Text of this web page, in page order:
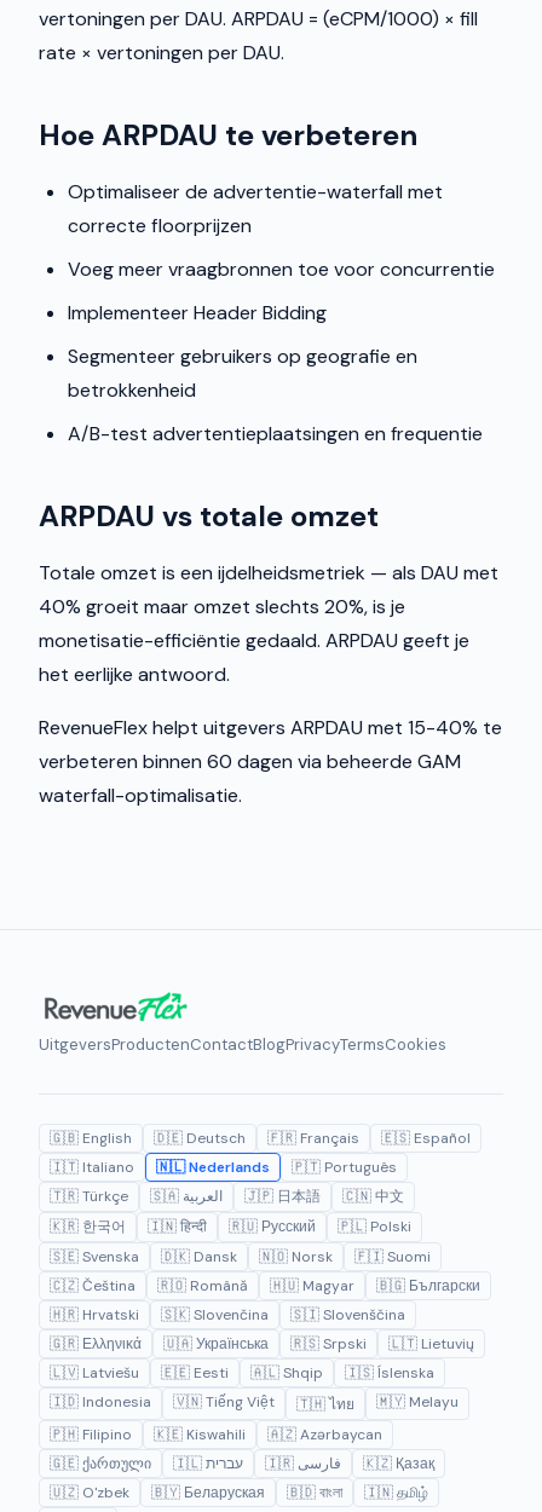
vertoningen per DAU. ARPDAU = (eCPM/1000) × fill
rate × vertoningen per DAU.
Hoe ARPDAU te verbeteren
Optimaliseer de advertentie-waterfall met
correcte floorprijzen
Voeg meer vraagbronnen toe voor concurrentie
Implementeer Header Bidding
Segmenteer gebruikers op geografie en
betrokkenheid
A/B-test advertentieplaatsingen en frequentie
ARPDAU vs totale omzet
Totale omzet is een ijdelheidsmetriek — als DAU met
40% groeit maar omzet slechts 20%, is je
monetisatie-efficiëntie gedaald. ARPDAU geeft je
het eerlijke antwoord.
RevenueFlex helpt uitgevers ARPDAU met 15-40% te
verbeteren binnen 60 dagen via beheerde GAM
waterfall-optimalisatie.
UitgeversProductenContactBlogPrivacyTermsCookies
🇬🇧 English 🇩🇪 Deutsch 🇫🇷 Français
🇪🇸 Español
🇮🇹 Italiano
🇳🇱 Nederlands
🇵🇹 Português
🇹🇷 Türkçe
🇸🇦 العربية 🇯🇵 日本語
🇨🇳 中文
🇰🇷 한국어
🇮🇳 हिन्दी 🇷🇺 Русский
🇵🇱 Polski
🇸🇪 Svenska
🇩🇰 Dansk 🇳🇴 Norsk
🇫🇮 Suomi
🇨🇿 Čeština
🇷🇴 Română 🇭🇺 Magyar
🇧🇬 Български
🇭🇷 Hrvatski
🇸🇰 Slovenčina
🇸🇮 Slovenščina
🇬🇷 Ελληνικά
🇺🇦 Українська 🇷🇸 Srpski
🇱🇹 Lietuvių
🇱🇻 Latviešu
🇪🇪 Eesti 🇦🇱 Shqip
🇮🇸 Íslenska
🇮🇩 Indonesia
🇻🇳 Tiếng Việt 🇹🇭 ไทย
🇲🇾 Melayu
🇵🇭 Filipino
🇰🇪 Kiswahili
🇦🇿 Azərbaycan
🇬🇪 ქართული
🇮🇱 עברית 🇮🇷 فارسی
🇰🇿 Қазақ
🇺🇿 O'zbek
🇧🇾 Беларуская 🇧🇩 বাংলা 🇮🇳 தமிழ்